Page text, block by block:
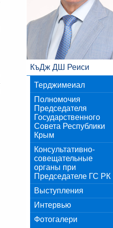
КъДж ДШ Реиси
Терджимеиал
Полномочия
Председателя
Государственного
Совета Республики
Крым
Консультативно-
совещательные
органы при
Председателе ГС РК
Выступления
Интервью
Фотогалери